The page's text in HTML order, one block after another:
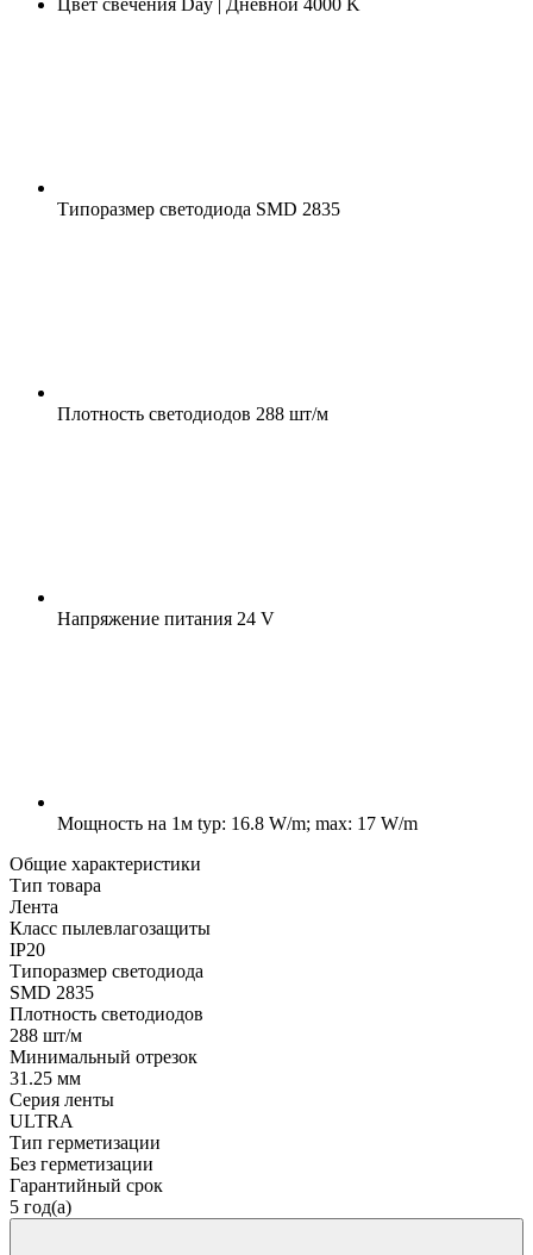
Типоразмер светодиода SMD 2835
Плотность светодиодов 288 шт/м
Напряжение питания 24 V
Мощность на 1м typ: 16.8 W/m; max: 17 W/m
Общие характеристики
Тип товара
Лента
Класс пылевлагозащиты
IP20
Типоразмер светодиода
SMD 2835
Плотность светодиодов
288 шт/м
Минимальный отрезок
31.25 мм
Серия ленты
ULTRA
Тип герметизации
Без герметизации
Гарантийный срок
5 год(а)